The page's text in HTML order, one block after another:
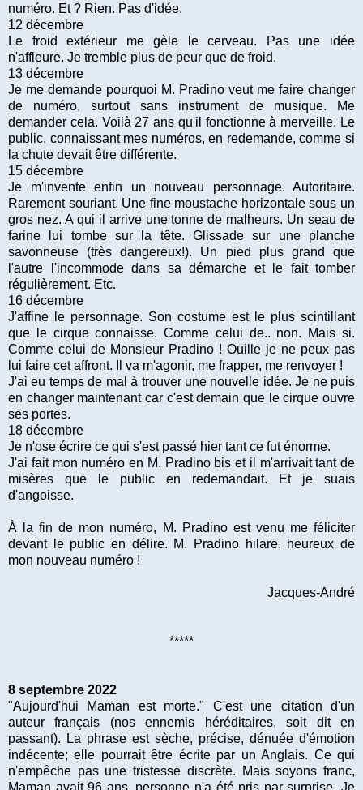
numéro. Et ? Rien. Pas d'idée.
12 décembre
Le froid extérieur me gèle le cerveau. Pas une idée
n'affleure. Je tremble plus de peur que de froid.
13 décembre
Je me demande pourquoi M. Pradino veut me faire changer
de numéro, surtout sans instrument de musique. Me
demander cela. Voilà 27 ans qu'il fonctionne à merveille. Le
public, connaissant mes numéros, en redemande, comme si
la chute devait être différente.
15 décembre
Je m'invente enfin un nouveau personnage. Autoritaire.
Rarement souriant. Une fine moustache horizontale sous un
gros nez. A qui il arrive une tonne de malheurs. Un seau de
farine lui tombe sur la tête. Glissade sur une planche
savonneuse (très dangereux!). Un pied plus grand que
l'autre l'incommode dans sa démarche et le fait tomber
régulièrement. Etc.
16 décembre
J'affine le personnage. Son costume est le plus scintillant
que le cirque connaisse. Comme celui de.. non. Mais si.
Comme celui de Monsieur Pradino ! Ouille je ne peux pas
lui faire cet affront. Il va m'agonir, me frapper, me renvoyer !
J'ai eu temps de mal à trouver une nouvelle idée. Je ne puis
en changer maintenant car c'est demain que le cirque ouvre
ses portes.
18 décembre
Je n'ose écrire ce qui s'est passé hier tant ce fut énorme.
J'ai fait mon numéro en M. Pradino bis et il m'arrivait tant de
misères que le public en redemandait. Et je suais
d'angoisse.
À la fin de mon numéro, M. Pradino est venu me féliciter
devant le public en délire. M. Pradino hilare, heureux de
mon nouveau numéro !
Jacques-André
*****
8 septembre 2022
"Aujourd'hui Maman est morte." C'est une citation d'un
auteur français (nos ennemis héréditaires, soit dit en
passant). La phrase est sèche, précise, dénuée d'émotion
indécente; elle pourrait être écrite par un Anglais. Ce qui
n'empêche pas une tristesse discrète. Mais soyons franc,
Maman avait 96 ans, personne n'a été pris par surprise. Je